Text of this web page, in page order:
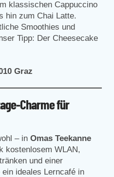
klassischen Cappuccino
hin zum Chai Latte.
Smoothies und
Tipp: Der Cheesecake
Graz
Charme für
– in Omas Teekanne
kostenlosem WLAN,
und einer
ideales Lerncafé in